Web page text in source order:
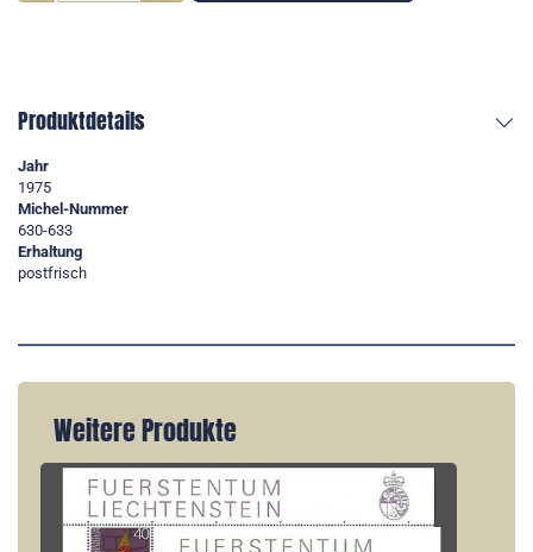
Produktdetails
Jahr
1975
Michel-Nummer
630-633
Erhaltung
postfrisch
Weitere Produkte